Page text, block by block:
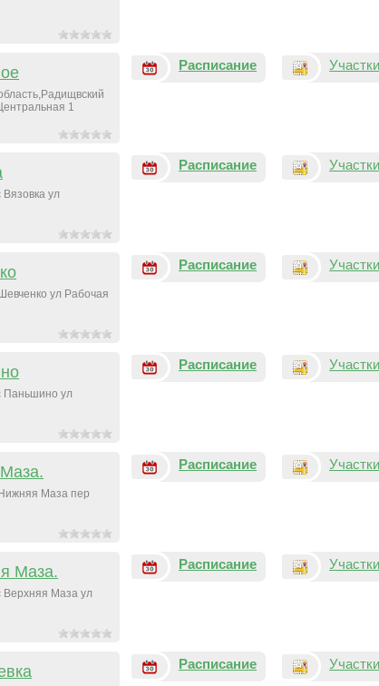
1
Расписание Участки
ул
Расписание Участки
ул Рабочая
Расписание Участки
Паньшино ул
Расписание Участки
Маза пер
Расписание Участки
Маза.
Верхняя Маза ул
Расписание Участки
Расписание Участки